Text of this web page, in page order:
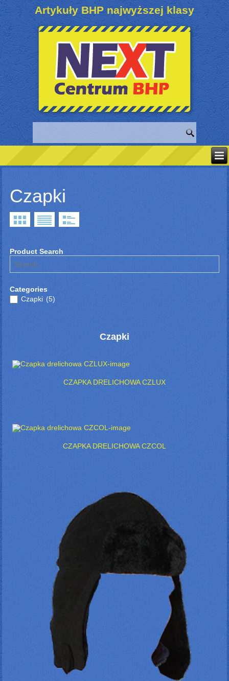
Artykuły BHP najwyższej klasy
Czapki
Product Search
Categories
Czapki (5)
Czapki
CZAPKA DRELICHOWA CZLUX
CZAPKA DRELICHOWA CZCOL